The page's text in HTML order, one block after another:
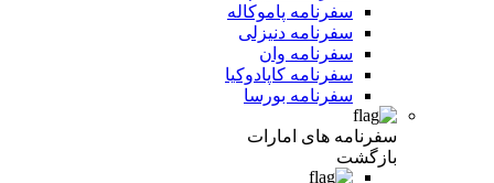
سفرنامه پاموکاله
سفرنامه دنیزلی
سفرنامه وان
سفرنامه کاپادوکیا
سفرنامه بورسا
سفرنامه های امارات
بازگشت